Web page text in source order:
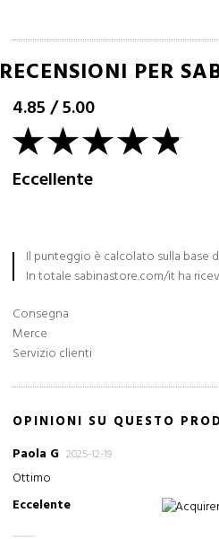
RECENSIONI PER
4.85/5.00
Eccellente
Il punteggio è calcolato sulla base
In totale sabinastore.com/it ha
Consegna
Merce
Servizio clienti
OPINIONI SU QUESTO
Paola G 2025-12-19
Ottimo
Eccelente